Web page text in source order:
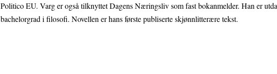
Politico EU. Varg er også tilknyttet Dagens Næringsliv som fast bokanmelder. Han er
bachelorgrad i filosofi. Novellen er hans første publiserte skjønnlitterære tekst.